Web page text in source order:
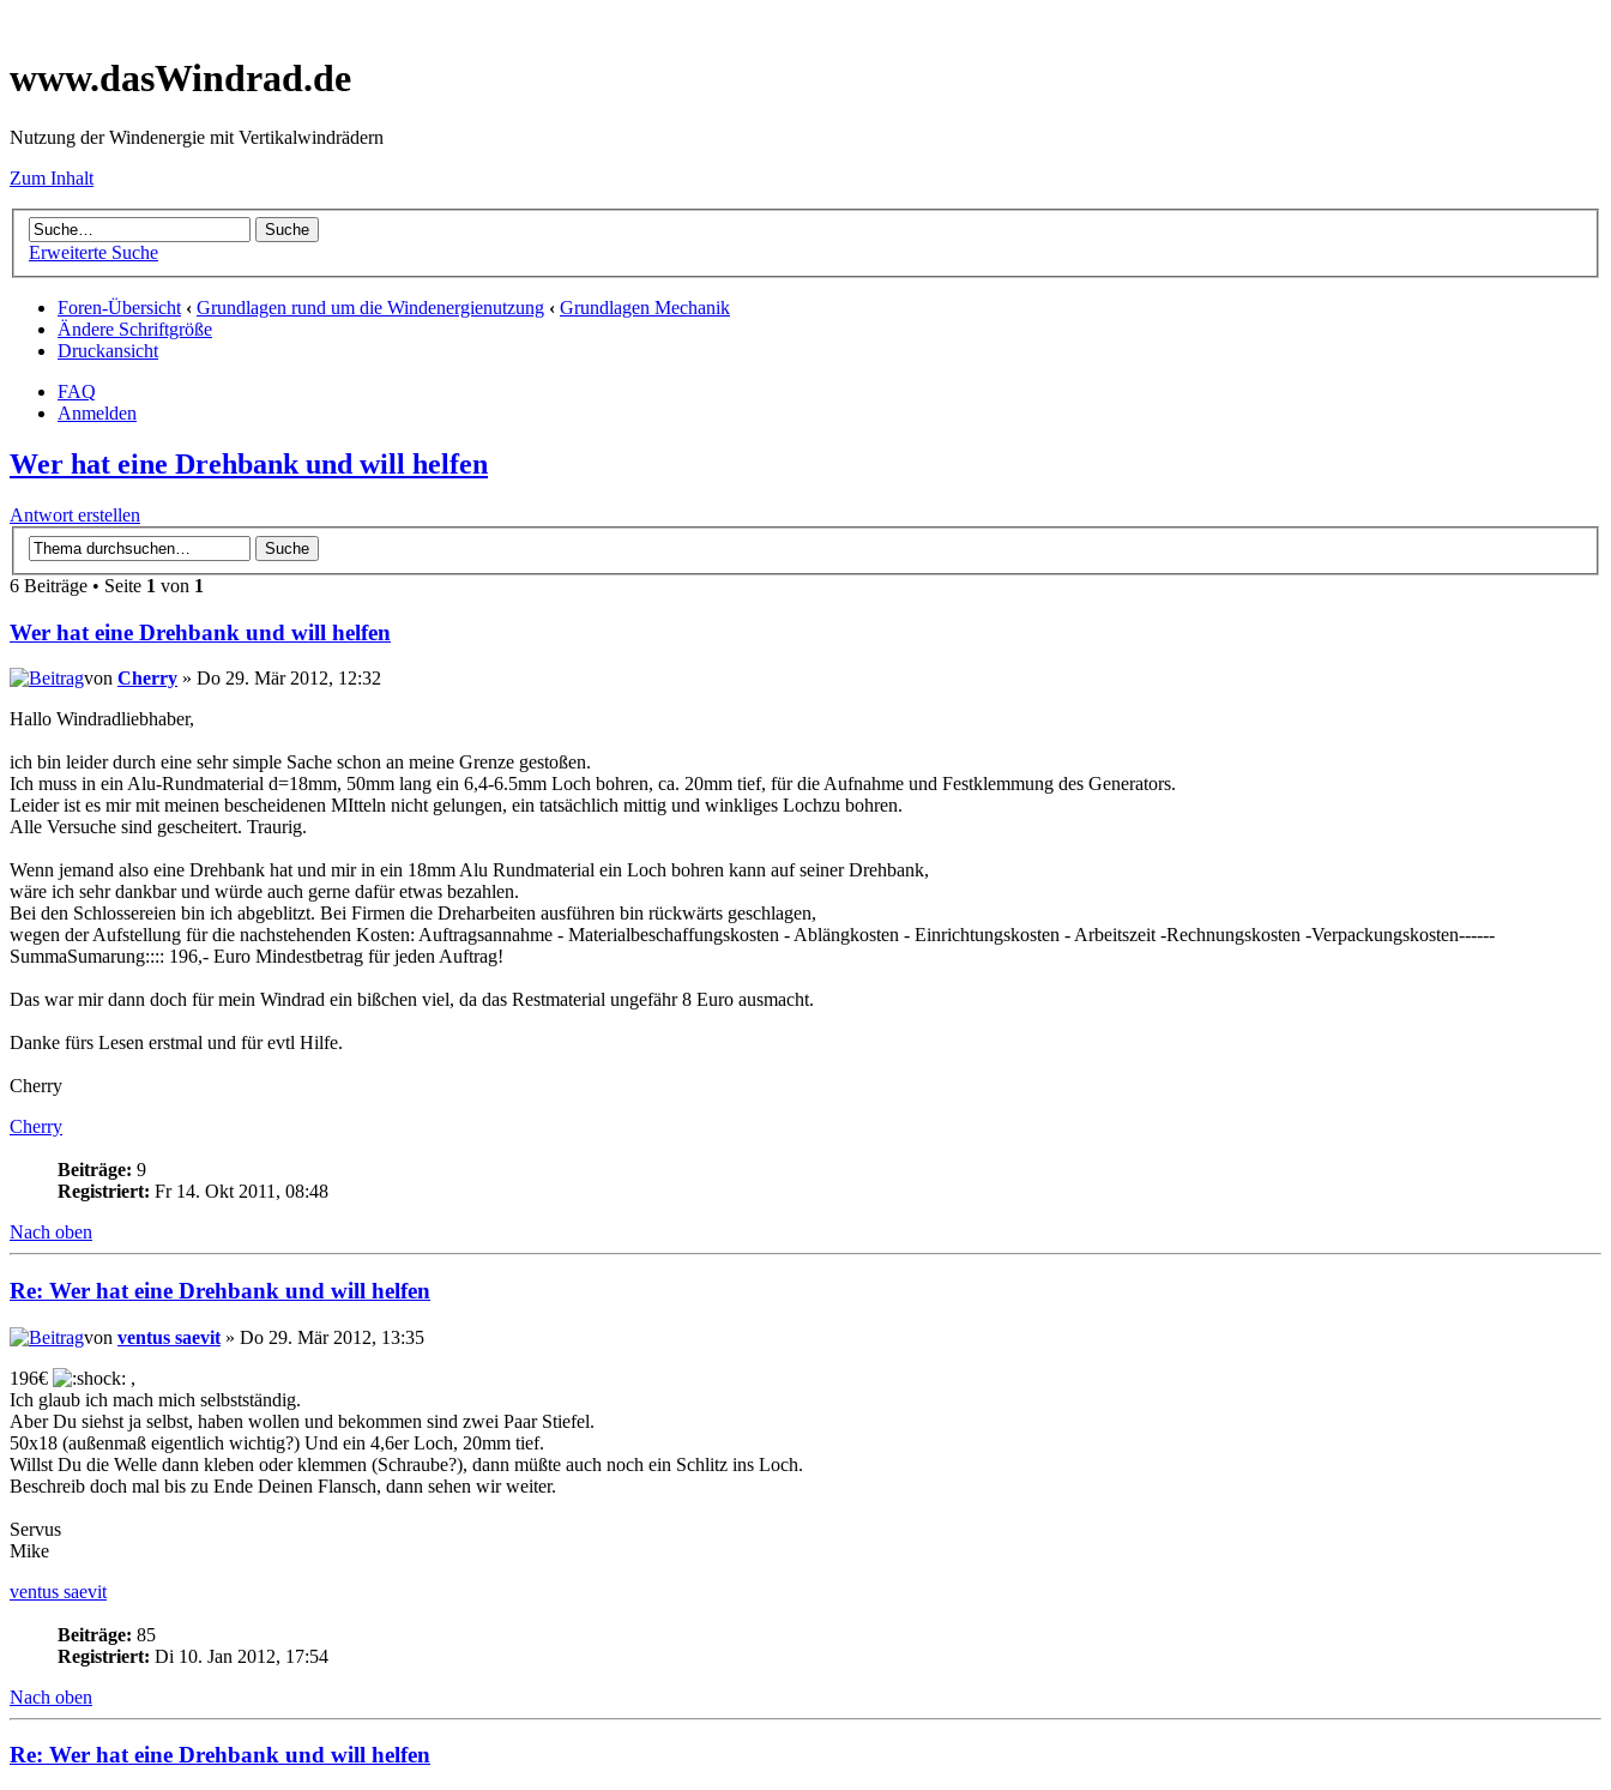
www.dasWindrad.de
Nutzung der Windenergie mit Vertikalwindrädern
Zum Inhalt
Erweiterte Suche
Foren-Übersicht ‹ Grundlagen rund um die Windenergienutzung ‹ Grundlagen Mechanik
Ändere Schriftgröße
Druckansicht
FAQ
Anmelden
Wer hat eine Drehbank und will helfen
Antwort erstellen
6 Beiträge • Seite 1 von 1
Wer hat eine Drehbank und will helfen
von Cherry » Do 29. Mär 2012, 12:32
Hallo Windradliebhaber,
ich bin leider durch eine sehr simple Sache schon an meine Grenze gestoßen.
Ich muss in ein Alu-Rundmaterial d=18mm, 50mm lang ein 6,4-6.5mm Loch bohren, ca. 20mm tief, für die Aufnahme und Festklemmung des Generators.
Leider ist es mir mit meinen bescheidenen MItteln nicht gelungen, ein tatsächlich mittig und winkliges Lochzu bohren.
Alle Versuche sind gescheitert. Traurig.
Wenn jemand also eine Drehbank hat und mir in ein 18mm Alu Rundmaterial ein Loch bohren kann auf seiner Drehbank,
wäre ich sehr dankbar und würde auch gerne dafür etwas bezahlen.
Bei den Schlossereien bin ich abgeblitzt. Bei Firmen die Dreharbeiten ausführen bin rückwärts geschlagen,
wegen der Aufstellung für die nachstehenden Kosten: Auftragsannahme - Materialbeschaffungskosten - Ablängkosten - Einrichtungskosten - Arbeitszeit -Rechnungskosten -Verpackungskosten------
SummaSumarung:::: 196,- Euro Mindestbetrag für jeden Auftrag!
Das war mir dann doch für mein Windrad ein bißchen viel, da das Restmaterial ungefähr 8 Euro ausmacht.
Danke fürs Lesen erstmal und für evtl Hilfe.
Cherry
Cherry
Beiträge: 9
Registriert: Fr 14. Okt 2011, 08:48
Nach oben
Re: Wer hat eine Drehbank und will helfen
von ventus saevit » Do 29. Mär 2012, 13:35
196€
,
Ich glaub ich mach mich selbstständig.
Aber Du siehst ja selbst, haben wollen und bekommen sind zwei Paar Stiefel.
50x18 (außenmaß eigentlich wichtig?) Und ein 4,6er Loch, 20mm tief.
Willst Du die Welle dann kleben oder klemmen (Schraube?), dann müßte auch noch ein Schlitz ins Loch.
Beschreib doch mal bis zu Ende Deinen Flansch, dann sehen wir weiter.
Servus
Mike
ventus saevit
Beiträge: 85
Registriert: Di 10. Jan 2012, 17:54
Nach oben
Re: Wer hat eine Drehbank und will helfen